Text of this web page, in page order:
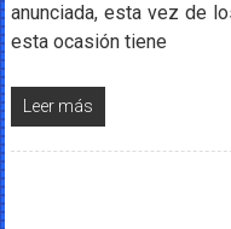
anunciada, esta vez de
esta ocasión tiene
Leer más